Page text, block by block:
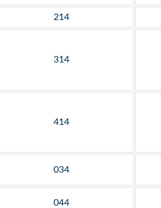
214
314
414
034
044